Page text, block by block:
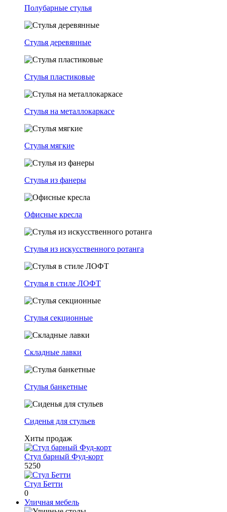
Полубарные стулья
Стулья деревянные
Стулья пластиковые
Стулья на металлокаркасе
Стулья мягкие
Стулья из фанеры
Офисные кресла
Стулья из искусственного ротанга
Стулья в стиле ЛОФТ
Стулья секционные
Складные лавки
Стулья банкетные
Сиденья для стульев
Хиты продаж
Стул барный Фуд-корт
5250
Стул Бетти
0
Уличная мебель